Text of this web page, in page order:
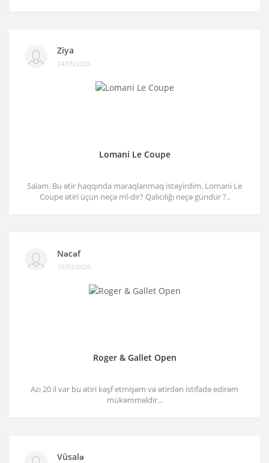
Ziya
24/05/2026
Lomani Le Coupe
Salam. Bu ətir haqqında maraqlanmaq istəyirdim. Lomani Le
Coupe ətiri üçün neçə ml-dir? Qalıcılığı neçə gündür ?..
Nəcəf
15/03/2026
Roger & Gallet Open
Azı 20 il var bu ətiri kəşf etmişəm və ətirdən istifadə edirəm
mükəmməldir...
Vüsalə